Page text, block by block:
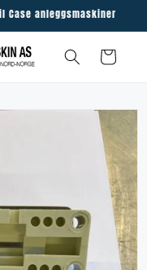
anleggsmaskiner
Cart